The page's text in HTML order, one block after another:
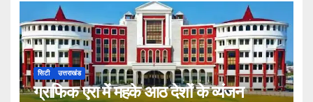
सिटी उत्तराखंड
ग्राफिक एरा में महके आठ देशों के व्यंजन